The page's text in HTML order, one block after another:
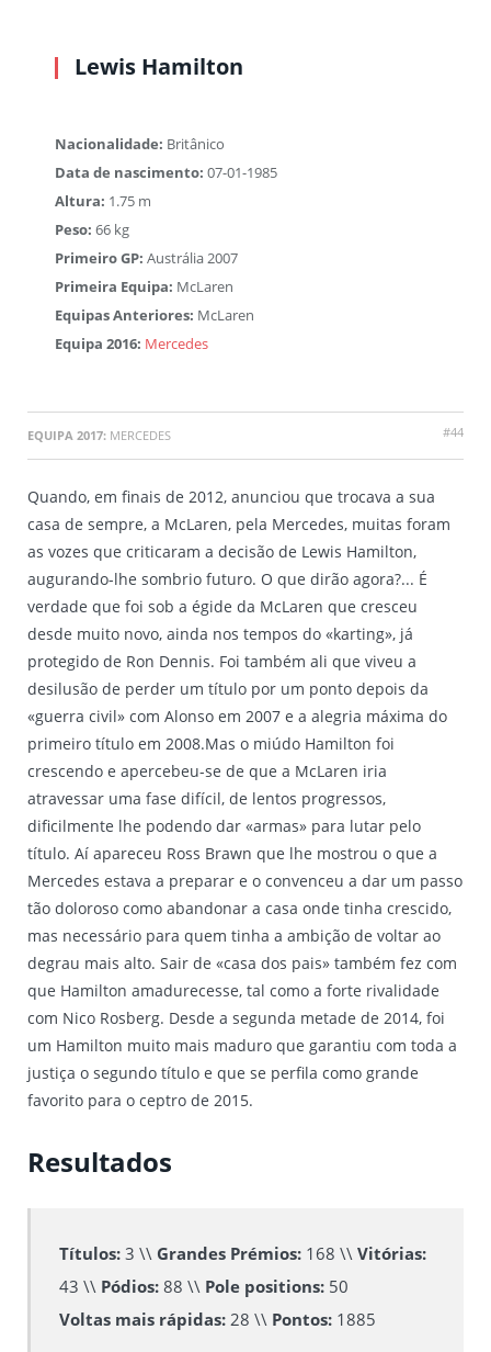
Lewis Hamilton
Nacionalidade: Britânico
Data de nascimento: 07-01-1985
Altura: 1.75 m
Peso: 66 kg
Primeiro GP: Austrália 2007
Primeira Equipa: McLaren
Equipas Anteriores: McLaren
Equipa 2016: Mercedes
EQUIPA 2017: MERCEDES #44
Quando, em finais de 2012, anunciou que trocava a sua
casa de sempre, a McLaren, pela Mercedes, muitas foram
as vozes que criticaram a decisão de Lewis Hamilton,
augurando-lhe sombrio futuro. O que dirão agora?... É
verdade que foi sob a égide da McLaren que cresceu
desde muito novo, ainda nos tempos do «karting», já
protegido de Ron Dennis. Foi também ali que viveu a
desilusão de perder um título por um ponto depois da
«guerra civil» com Alonso em 2007 e a alegria máxima do
primeiro título em 2008.Mas o miúdo Hamilton foi
crescendo e apercebeu-se de que a McLaren iria
atravessar uma fase difícil, de lentos progressos,
dificilmente lhe podendo dar «armas» para lutar pelo
título. Aí apareceu Ross Brawn que lhe mostrou o que a
Mercedes estava a preparar e o convenceu a dar um passo
tão doloroso como abandonar a casa onde tinha crescido,
mas necessário para quem tinha a ambição de voltar ao
degrau mais alto. Sair de «casa dos pais» também fez com
que Hamilton amadurecesse, tal como a forte rivalidade
com Nico Rosberg. Desde a segunda metade de 2014, foi
um Hamilton muito mais maduro que garantiu com toda a
justiça o segundo título e que se perfila como grande
favorito para o ceptro de 2015.
Resultados
Títulos:3 \\ Grandes Prémios:168 \\ Vitórias:
43 \\ Pódios:88 \\ Pole positions:50
Voltas mais rápidas:28 \\ Pontos:1885